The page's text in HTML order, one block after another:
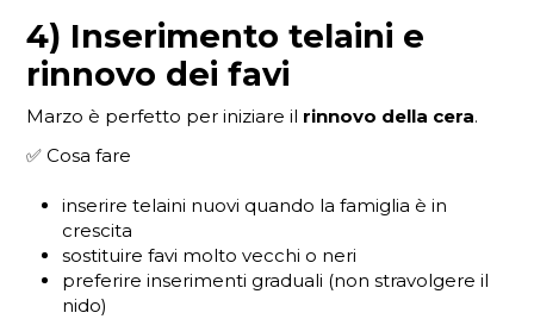
4) Inserimento telaini e
rinnovo dei favi
Marzo è perfetto per iniziare il rinnovo della cera.
✅ Cosa fare
inserire telaini nuovi quando la famiglia è in
crescita
sostituire favi molto vecchi o neri
preferire inserimenti graduali (non stravolgere il
nido)